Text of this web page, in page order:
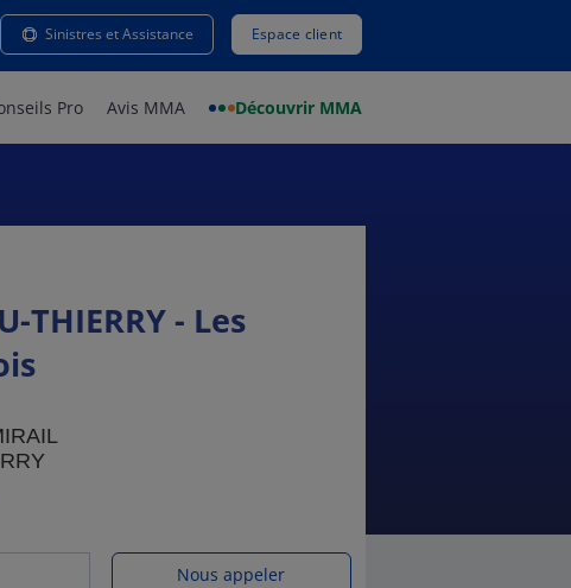
Sinistres et Assistance Espace client
Pro Avis MMA Découvrir MMA
THIERRY - Les
Nous appeler